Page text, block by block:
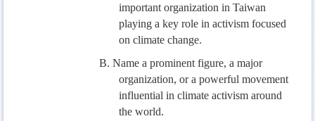
important organization in Taiwan
playing a key role in activism focused
on climate change.
B. Name a prominent figure, a major
organization, or a powerful movement
influential in climate activism around
the world.